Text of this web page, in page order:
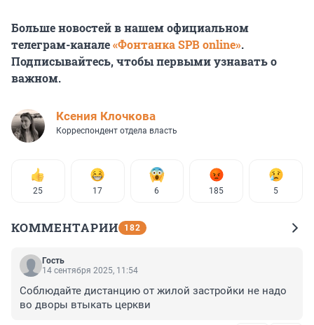
Больше новостей в нашем официальном
телеграм-канале«Фонтанка SPB online».
Подписывайтесь, чтобы первыми узнавать о
важном.
Ксения Клочкова
Корреспондент отдела власть
25 17 6 185 5
КОММЕНТАРИИ 182
Гость
14 сентября 2025, 11:54
Соблюдайте дистанцию от жилой застройки не надо
во дворы втыкать церкви